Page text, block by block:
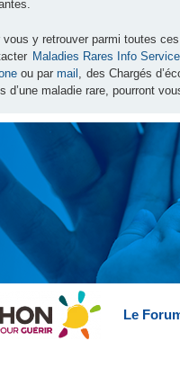
vous y retrouver parmi toutes
Maladies Rares Info
ou parmail , des Chargés
d’une maladie rare, pourront
Le